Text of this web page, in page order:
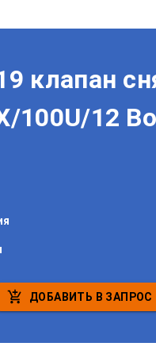
клапан
100U/12
ДОБАВИТЬ В ЗАПРОС